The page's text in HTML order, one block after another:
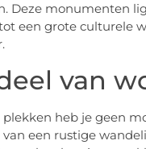
Deze monumenten
een grote culturele
van
heb je geen
een rustige